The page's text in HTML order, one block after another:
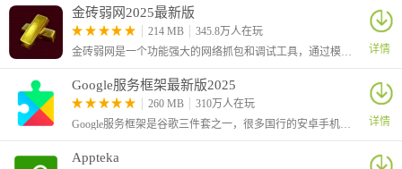
金砖弱网2025最新版
214 MB
345.8万人在玩
金砖弱网是一个功能强大的网络抓包和调试工具，通过模拟各种弱网环境，帮助确保应用程序在不同网络条件下的表现和稳定性，是开发和测试人员的一个有力辅助工具。
详情
Google服务框架最新版2025
260 MB
310万人在玩
Google服务框架是谷歌三件套之一，很多国行的安卓手机没有原生的安卓电子市场，许多软件和游戏都是需要谷歌框架才可以运行的，因此这里给大家带来了最新版的Google Services Framework
详情
Appteka